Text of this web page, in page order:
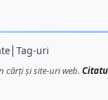
│ Tag-uri
cărți și site-uri web.